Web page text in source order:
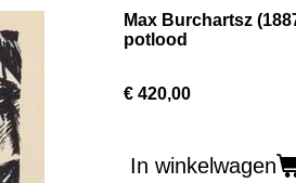
Max Burchartsz
potlood
€ 420,00
In winkelwagen